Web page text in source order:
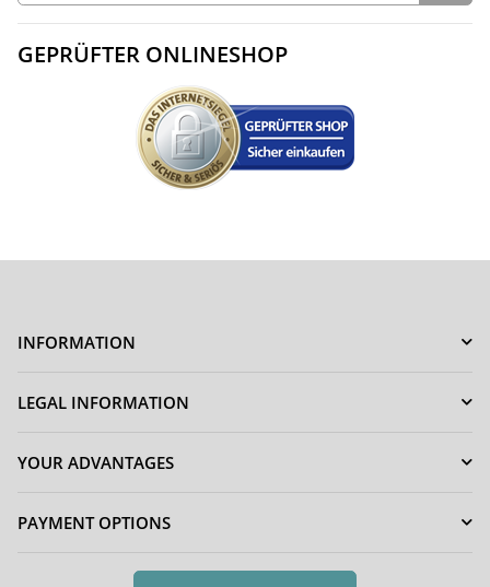
GEPRÜFTER ONLINESHOP
INFORMATION
LEGAL INFORMATION
YOUR ADVANTAGES
PAYMENT OPTIONS